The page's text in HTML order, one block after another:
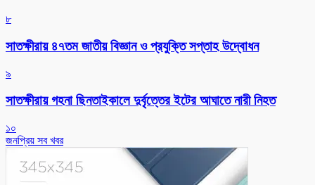
৮
সাতক্ষীরায় ৪৭তম জাতীয় বিজ্ঞান ও প্রযুক্তি সপ্তাহ উদ্বোধন
৯
সাতক্ষীরায় গহনা ছিনতাইকালে দুর্বৃত্তের ইটের আঘাতে নারী নিহত
১০
জনপ্রিয় সব খবর